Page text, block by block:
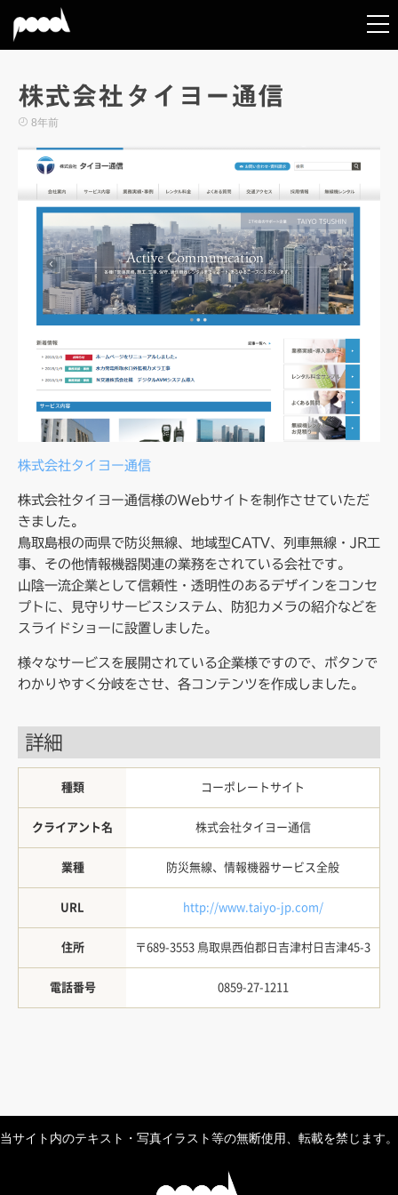
株式会社タイヨー通信
8年前
株式会社タイヨー通信
株式会社タイヨー通信様のWebサイトを制作させていただ
きました。
鳥取島根の両県で防災無線、地域型CATV、列車無線・JR工
事、その他情報機器関連の業務をされている会社です。
山陰一流企業として信頼性・透明性のあるデザインをコンセ
プトに、見守りサービスシステム、防犯カメラの紹介などを
スライドショーに設置しました。
様々なサービスを展開されている企業様ですので、ボタンで
わかりやすく分岐をさせ、各コンテンツを作成しました。
詳細
種類 コーポレートサイト
クライアント名 株式会社タイヨー通信
業種 防災無線、情報機器サービス全般
URL http://www.taiyo-jp.com/
住所 〒689-3553 鳥取県西伯郡日吉津村日吉津45-3
電話番号 0859-27-1211
当サイト内のテキスト・写真イラスト等の無断使用、転載を禁じます。